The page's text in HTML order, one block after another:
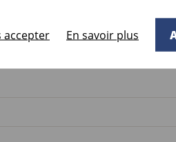
accepter En savoir plus